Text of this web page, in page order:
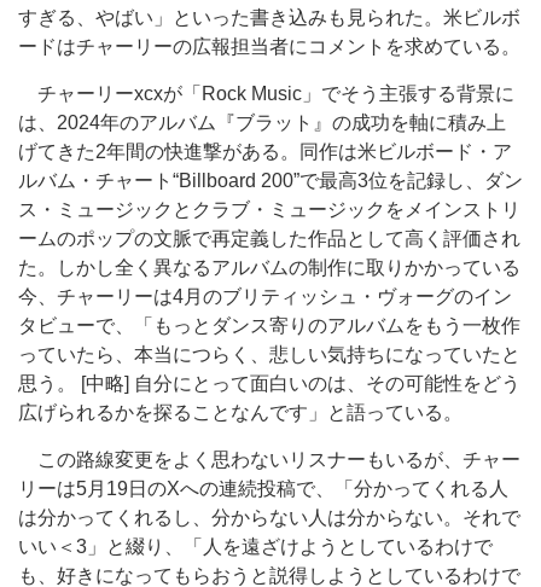
すぎる、やばい」といった書き込みも見られた。米ビルボ
ードはチャーリーの広報担当者にコメントを求めている。
チャーリーxcxが「Rock Music」でそう主張する背景に
は、2024年のアルバム『ブラット』の成功を軸に積み上
げてきた2年間の快進撃がある。同作は米ビルボード・ア
ルバム・チャート“Billboard 200”で最高3位を記録し、ダン
ス・ミュージックとクラブ・ミュージックをメインストリ
ームのポップの文脈で再定義した作品として高く評価され
た。しかし全く異なるアルバムの制作に取りかかっている
今、チャーリーは4月のブリティッシュ・ヴォーグのイン
タビューで、「もっとダンス寄りのアルバムをもう一枚作
っていたら、本当につらく、悲しい気持ちになっていたと
思う。 [中略] 自分にとって面白いのは、その可能性をどう
広げられるかを探ることなんです」と語っている。
この路線変更をよく思わないリスナーもいるが、チャー
リーは5月19日のXへの連続投稿で、「分かってくれる人
は分かってくれるし、分からない人は分からない。それで
いい＜3」と綴り、「人を遠ざけようとしているわけで
も、好きになってもらおうと説得しようとしているわけで